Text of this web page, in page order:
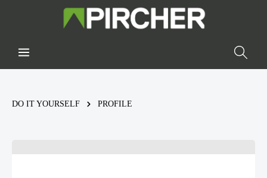
DO IT YOURSELF PROFILE